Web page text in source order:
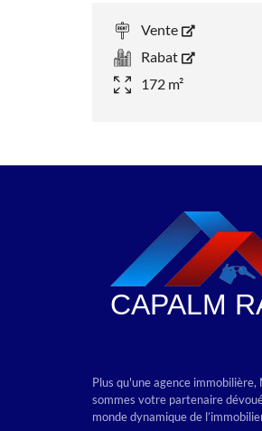
Vente
Rabat
172 m²
Plus qu'une agence immobilière,
sommes votre partenaire
monde dynamique de